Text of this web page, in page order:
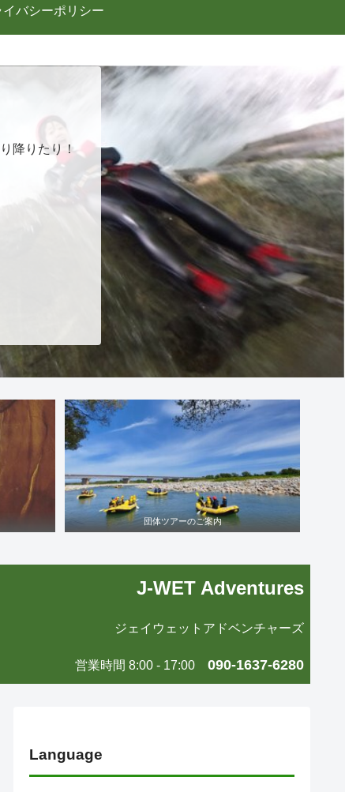
イバシーポリシー
降りたり！
団体ツアーのご案内
J-WET Adventures
ジェイウェットアドベンチャーズ
営業時間 8:00 - 17:00 090-1637-6280
Language